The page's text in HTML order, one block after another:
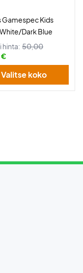
Gamespec Kids
Dark Blue
hinta: 50,00
€
Valitse koko